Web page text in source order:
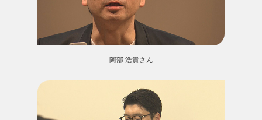
阿部 浩貴さん